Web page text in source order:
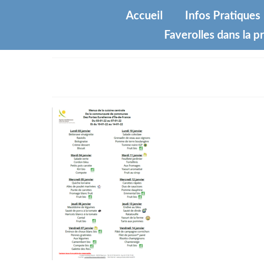
Accueil Infos Pratiques
Faverolles dans la